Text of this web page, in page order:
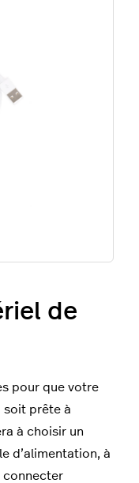
de
pour que votre
soit prête à
à choisir un
d’alimentation, à
connecter